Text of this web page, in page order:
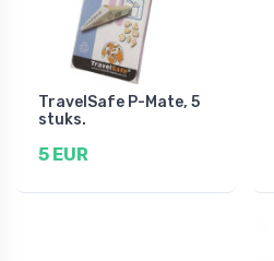
TravelSafe P-Mate, 5
stuks.
5 EUR